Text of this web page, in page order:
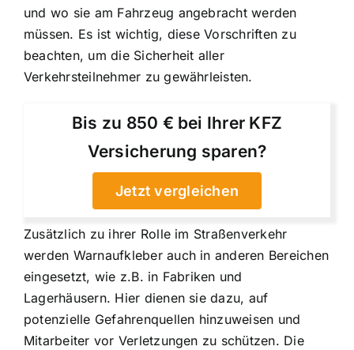
und wo sie am Fahrzeug angebracht werden
müssen. Es ist wichtig, diese Vorschriften zu
beachten, um die Sicherheit aller
Verkehrsteilnehmer zu gewährleisten.
Bis zu 850 € bei Ihrer KFZ
Versicherung sparen?
Jetzt vergleichen
Zusätzlich zu ihrer Rolle im Straßenverkehr
werden Warnaufkleber auch in anderen Bereichen
eingesetzt, wie z.B. in Fabriken und
Lagerhäusern. Hier dienen sie dazu, auf
potenzielle Gefahrenquellen hinzuweisen und
Mitarbeiter vor Verletzungen zu schützen. Die